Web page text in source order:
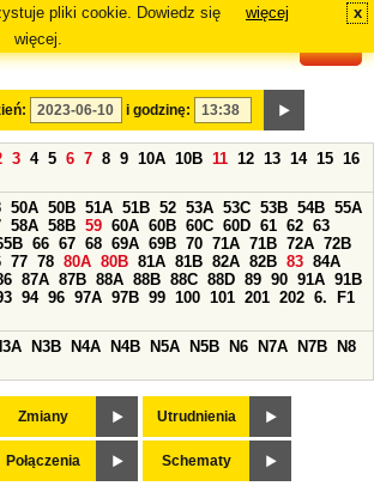
pliki cookie. Dowiedz się
więcej.
więcej x
i godzinę:
3 4 5 6 7 8 9 10A 10B 11 12 13 14 15 16
50A 50B 51A 51B 52 53A 53C 53B 54B 55A
58A 58B 59 60A 60B 60C 60D 61 62 63
66 67 68 69A 69B 70 71A 71B 72A 72B
77 78 80A 80B 81A 81B 82A 82B 83 84A
87A 87B 88A 88B 88C 88D 89 90 91A 91B
94 96 97A 97B 99 100 101 201 202 6.
F1
N3B N4A N4B N5A N5B N6 N7A N7B
N8
Zmiany Utrudnienia
Połączenia Schematy